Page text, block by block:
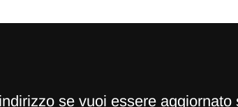
se vuoi essere aggiornato